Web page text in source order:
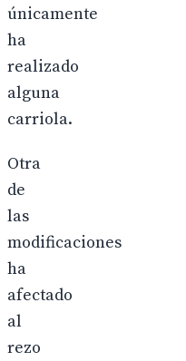
únicamente
ha
realizado
alguna
carriola.
Otra
de
las
modificaciones
ha
afectado
al
rezo